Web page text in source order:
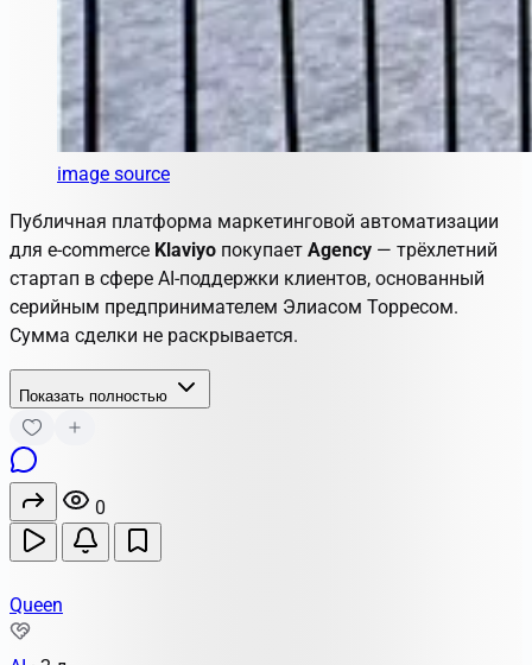
image source
Публичная платформа маркетинговой автоматизации
для e-commerce Klaviyo покупает Agency — трёхлетний
стартап в сфере AI-поддержки клиентов, основанный
серийным предпринимателем Элиасом Торресом.
Сумма сделки не раскрывается.
Показать полностью
0
Queen